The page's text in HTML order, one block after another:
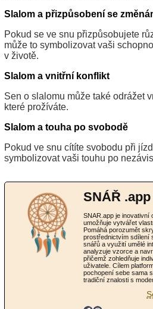
Slalom a přizpůsobení se
Pokud se ve snu přizpůsobujete
může to symbolizovat vaši
v životě.
Slalom a vnitřní konflikt
Sen o slalomu může také odrážet
které prožíváte.
Slalom a touha po svobodě
Pokud ve snu cítíte svobodu při
symbolizovat vaši touhu po
SNÁŘ .app
SNAR.app je inovativní
umožňuje vytvářet
Pomáhá porozumět
prostřednictvím sdílení
snářů a využití umělé
analyzuje vzorce a
přičemž zohledňuje
uživatele. Cílem
pochopení sebe sama
tradiční znalosti s